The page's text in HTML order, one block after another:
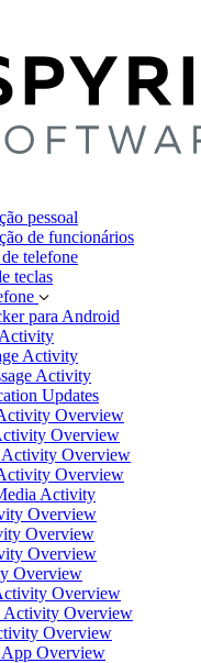
pessoal
de funcionários
telefone
teclas
para Android
Activity
Activity
Updates
Overview
Overview
Overview
Overview
Activity
Overview
Overview
Overview
Overview
Overview
Activity Overview
Overview
App Overview